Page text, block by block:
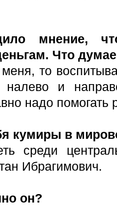
мнение,
Что
то
налево и
надо помогать
кумиры в
среди
Ибрагимович.
он?